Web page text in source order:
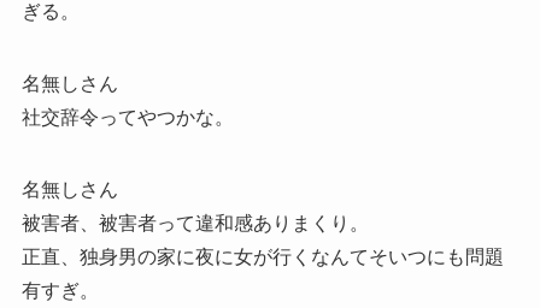
ぎる。
名無しさん
社交辞令ってやつかな。
名無しさん
被害者、被害者って違和感ありまくり。
正直、独身男の家に夜に女が行くなんてそいつにも問題
有すぎ。